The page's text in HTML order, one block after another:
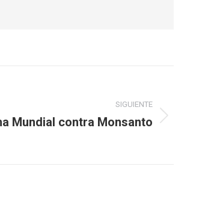
SIGUIENTE
Mundial contra Monsanto